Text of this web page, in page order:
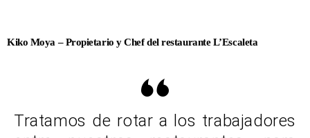
Kiko Moya – Propietario y Chef del restaurante L’Escaleta
Tratamos de rotar a los trabajadores